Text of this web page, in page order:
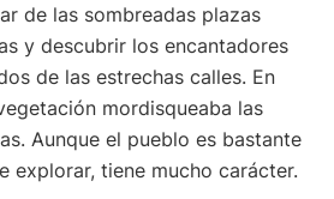
de las sombreadas plazas
y descubrir los encantadores
de las estrechas calles. En
mordisqueaba las
Aunque el pueblo es bastante
explorar, tiene mucho carácter.